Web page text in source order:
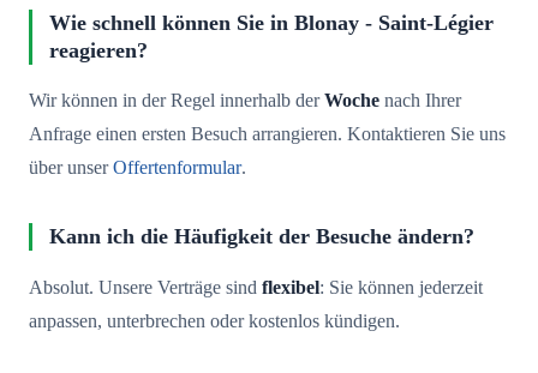
Wie schnell können Sie in Blonay - Saint-Légier
reagieren?
Wir können in der Regel innerhalb derWoche nach Ihrer
Anfrage einen ersten Besuch arrangieren. Kontaktieren Sie uns
über unserOffertenformular.
Kann ich die Häufigkeit der Besuche ändern?
Absolut. Unsere Verträge sind flexibel: Sie können jederzeit
anpassen, unterbrechen oder kostenlos kündigen.